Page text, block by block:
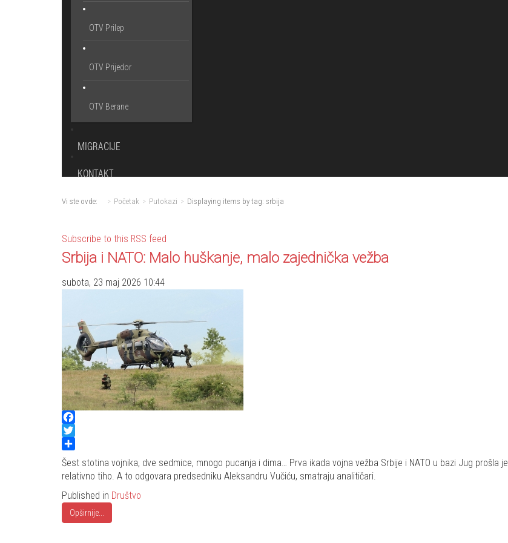
OTV Prilep
OTV Prijedor
OTV Berane
MIGRACIJE
KONTAKT
Vi ste ovde: Početak Putokazi Displaying items by tag: srbija
Subscribe to this RSS feed
Srbija i NATO: Malo huškanje, malo zajednička vežba
subota, 23 maj 2026 10:44
Facebook
Twitter
Share
Šest stotina vojnika, dve sedmice, mnogo pucanja i dima… Prva ikada vojna vežba Srbije i NATO u bazi Jug prošla je
relativno tiho. A to odgovara predsedniku Aleksandru Vučiću, smatraju analitičari.
Published in Društvo
Opširnije...